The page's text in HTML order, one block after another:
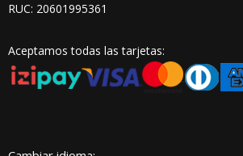
RUC: 20601995361
Aceptamos todas las tarjetas: